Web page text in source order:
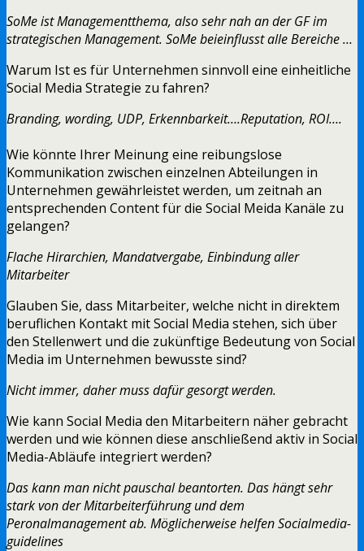
SoMe ist Managementthema, also sehr nah an der GF im
strategischen Management. SoMe beieinflusst alle Bereiche …
Warum Ist es für Unternehmen sinnvoll eine einheitliche
Social Media Strategie zu fahren?
Branding, wording, UDP, Erkennbarkeit….Reputation, ROI….
Wie könnte Ihrer Meinung eine reibungslose
Kommunikation zwischen einzelnen Abteilungen in
Unternehmen gewährleistet werden, um zeitnah an
entsprechenden Content für die Social Meida Kanäle zu
gelangen?
Flache Hirarchien, Mandatvergabe, Einbindung aller
Mitarbeiter
Glauben Sie, dass Mitarbeiter, welche nicht in direktem
beruflichen Kontakt mit Social Media stehen, sich über
den Stellenwert und die zukünftige Bedeutung von Social
Media im Unternehmen bewusste sind?
Nicht immer, daher muss dafür gesorgt werden.
Wie kann Social Media den Mitarbeitern näher gebracht
werden und wie können diese anschließend aktiv in Social
Media-Abläufe integriert werden?
Das kann man nicht pauschal beantorten. Das hängt sehr
stark von der Mitarbeiterführung und dem
Peronalmanagement ab. Möglicherweise helfen Socialmedia-
guidelines